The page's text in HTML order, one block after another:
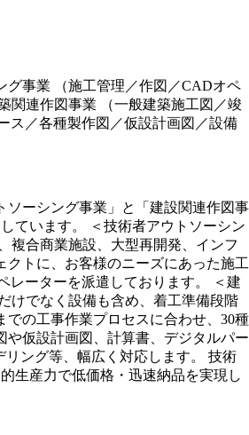
グ事業 （施工管理／作図／CADオペ
関連作図事業 （一般建築施工図／竣
ス／各種製作図／仮設計画図／設備
ソーシング事業」と「建設関連作図事
ています。 ＜技術者アウトソーシン
複合商業施設、大型再開発、インフ
クトに、お客様のニーズにあった施工
レーターを派遣しております。 ＜建
けでなく設備も含め、着工準備段階
での工事作業プロセスに合わせ、30種
や仮設計画図、計算書、デジタルパー
リング等、幅広く対応します。 技術
生産力で低価格・迅速納品を実現し